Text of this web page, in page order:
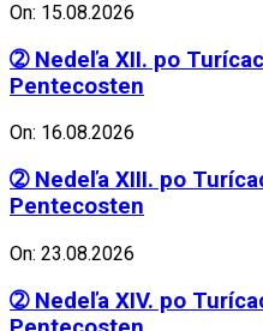
On: 15.08.2026
➁ Nedeľa XII. po
Pentecosten
On: 16.08.2026
➁ Nedeľa XIII. po
Pentecosten
On: 23.08.2026
➁ Nedeľa XIV. po